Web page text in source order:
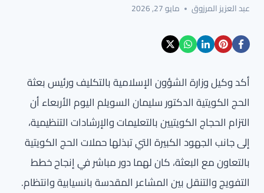
عبد العزيز المرزوق مايو 27, 2026
أكد وكيل وزارة الشؤون الإسلامية بالتكليف ورئيس بعثة
الحج الكويتية الدكتور سليمان السويلم اليوم الأربعاء أن
التزام الحجاج الكويتيين بالتعليمات والإرشادات التنظيمية،
إلى جانب الجهود الكبيرة التي تبذلها حملات الحج الكويتية
بالتعاون مع البعثة، كان لهما دور مباشر في إنجاح خطط
التفويج والتنقل بين المشاعر المقدسة بانسيابية وانتظام.